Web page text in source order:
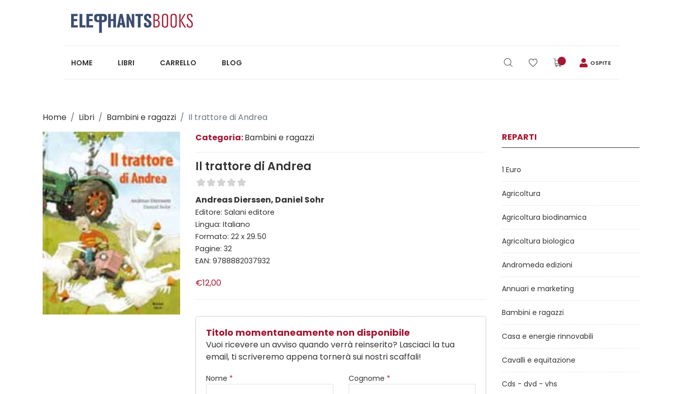
HOME LIBRI CARRELLO BLOG OSPITE
Home Libri Bambini e ragazzi
Il trattore di Andrea
Categoria:Bambini e ragazzi
Il trattore di Andrea
Andreas Dierssen, Daniel Sohr
Editore: Salani editore
Lingua: Italiano
Formato: 22 x 29.50
Pagine: 32
EAN: 9788882037932
€12,00
Titolo momentaneamente non disponibile
Vuoi ricevere un avviso quando verrà reinserito? Lasciaci la tua
email, ti scriveremo appena tornerà sui nostri scaffali!
Nome * Cognome *
REPARTI
1 Euro
Agricoltura
Agricoltura biodinamica
Agricoltura biologica
Andromeda edizioni
Annuari e marketing
Bambini e ragazzi
Casa e energie rinnovabili
Cavalli e equitazione
Cds - dvd - vhs